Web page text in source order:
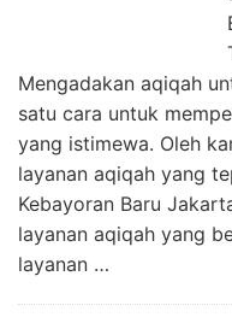
Mengadakan aqiqah
satu cara untuk
yang istimewa. Oleh
layanan aqiqah yang
Kebayoran Baru
layanan aqiqah yang
layanan …